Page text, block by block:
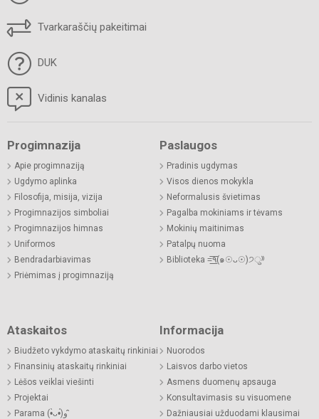
Tvarkaraščių pakeitimai
DUK
Vidinis kanalas
Progimnazija
Apie progimnaziją
Ugdymo aplinka
Filosofija, misija, vizija
Progimnazijos simboliai
Progimnazijos himnas
Uniformos
Bendradarbiavimas
Priėmimas į progimnaziją
Paslaugos
Pradinis ugdymas
Visos dienos mokykla
Neformalusis švietimas
Pagalba mokiniams ir tėvams
Mokinių maitinimas
Patalpų nuoma
Biblioteka =͟͟͞͞٩(๑☉ᴗ☉)੭ु⁾⁾
Ataskaitos
Biudžeto vykdymo ataskaitų rinkiniai
Finansinių ataskaitų rinkiniai
Lėšos veiklai viešinti
Projektai
Parama (•̀ᴗ•́)و ̑̑
Informacija
Nuorodos
Laisvos darbo vietos
Asmens duomenų apsauga
Konsultavimasis su visuomene
Dažniausiai užduodami klausimai